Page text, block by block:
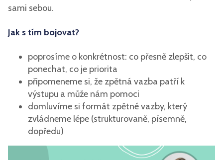
sami sebou.
Jak s tím bojovat?
poprosíme o konkrétnost: co přesně zlepšit, co
ponechat, co je priorita
připomeneme si, že zpětná vazba patří k
výstupu a může nám pomoci
domluvíme si formát zpětné vazby, který
zvládneme lépe (strukturovaně, písemně,
dopředu)